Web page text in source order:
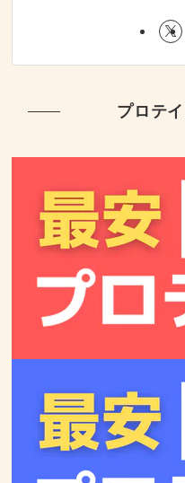
プロテ